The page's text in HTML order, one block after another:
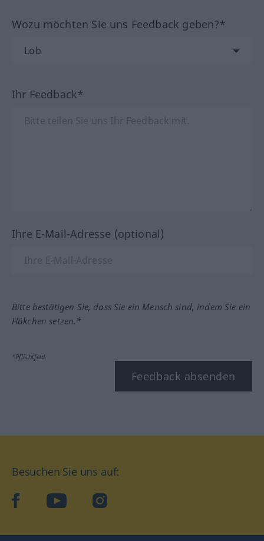
Wozu möchten Sie uns Feedback geben?*
Ihr Feedback*
Ihre E-Mail-Adresse (optional)
Bitte bestätigen Sie, dass Sie ein Mensch sind, indem Sie ein
Häkchen setzen.*
*Pflichtfeld
Feedback absenden
Besuchen Sie uns auf:
facebookYouTube Instagram